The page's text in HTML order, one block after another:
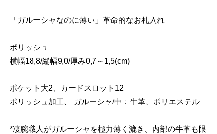
「ガルーシャなのに薄い」革命的なお札入れ
ポリッシュ
横幅18,8/縦幅9,0/厚み0,7～1,5(cm)
ポケット大2、カードスロット12
ポリッシュ加工、 ガルーシャ/中：牛革、ポリエステル
*凄腕職人がガルーシャを極力薄く漉き、内部の牛革も限